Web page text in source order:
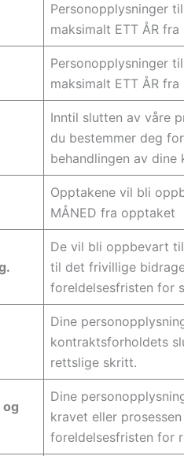
Personopplysninger
maksimalt ETT ÅR
Personopplysninger
maksimalt ETT ÅR
Inntil slutten av våre
du bestemmer deg
behandlingen av
Opptakene vil bli
MÅNED fra opptaket
De vil bli oppbevart
til det frivillige
foreldelsesfristen for
Dine
kontraktsforholdets
rettslige skritt.
Dine
kravet eller
foreldelsesfristen for